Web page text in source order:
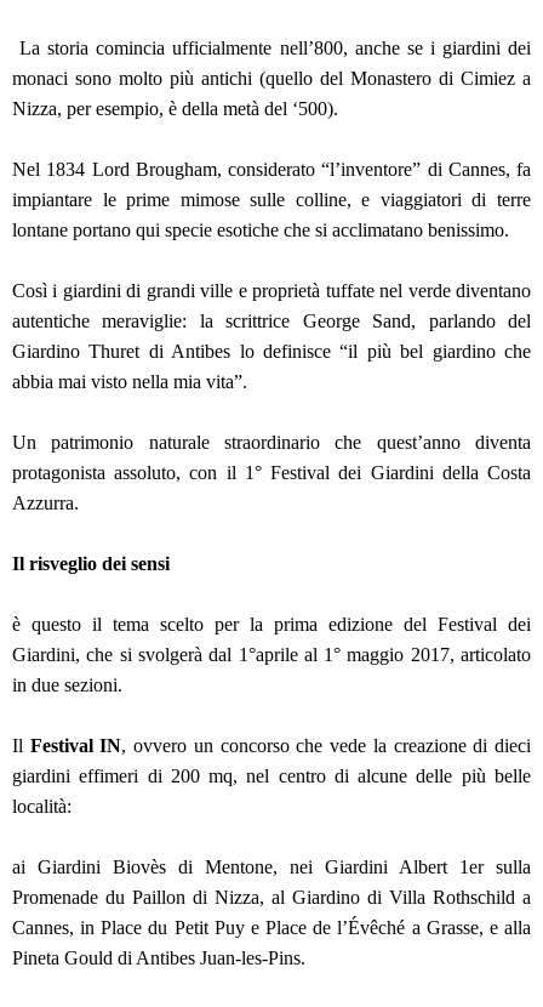
La storia comincia ufficialmente nell’800, anche se i giardini dei
monaci sono molto più antichi (quello del Monastero di Cimiez a
Nizza, per esempio, è della metà del ‘500).
Nel 1834 Lord Brougham, considerato “l’inventore” di Cannes, fa
impiantare le prime mimose sulle colline, e viaggiatori di terre
lontane portano qui specie esotiche che si acclimatano benissimo.
Così i giardini di grandi ville e proprietà tuffate nel verde diventano
autentiche meraviglie: la scrittrice George Sand, parlando del
Giardino Thuret di Antibes lo definisce “il più bel giardino che
abbia mai visto nella mia vita”.
Un patrimonio naturale straordinario che quest’anno diventa
protagonista assoluto, con il 1° Festival dei Giardini della Costa
Azzurra.
Il risveglio dei sensi
è questo il tema scelto per la prima edizione del Festival dei
Giardini, che si svolgerà dal 1°aprile al 1° maggio 2017, articolato
in due sezioni.
Il Festival IN, ovvero un concorso che vede la creazione di dieci
giardini effimeri di 200 mq, nel centro di alcune delle più belle
località:
ai Giardini Biovès di Mentone, nei Giardini Albert 1er sulla
Promenade du Paillon di Nizza, al Giardino di Villa Rothschild a
Cannes, in Place du Petit Puy e Place de l’Évêché a Grasse, e alla
Pineta Gould di Antibes Juan-les-Pins.